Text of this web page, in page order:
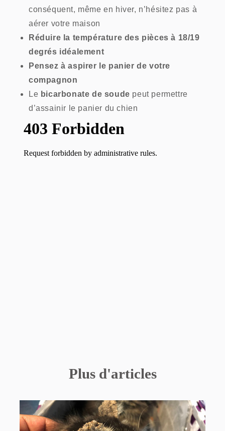
conséquent, même en hiver, n’hésitez pas à
aérer votre maison
Réduire la température des pièces à 18/19
degrés idéalement
Pensez à aspirer le panier de votre
compagnon
Le bicarbonate de soude peut permettre
d’assainir le panier du chien
Plus d'articles